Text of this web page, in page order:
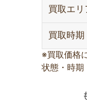
買取エリ
買取時期
※買取価格
状態・時期